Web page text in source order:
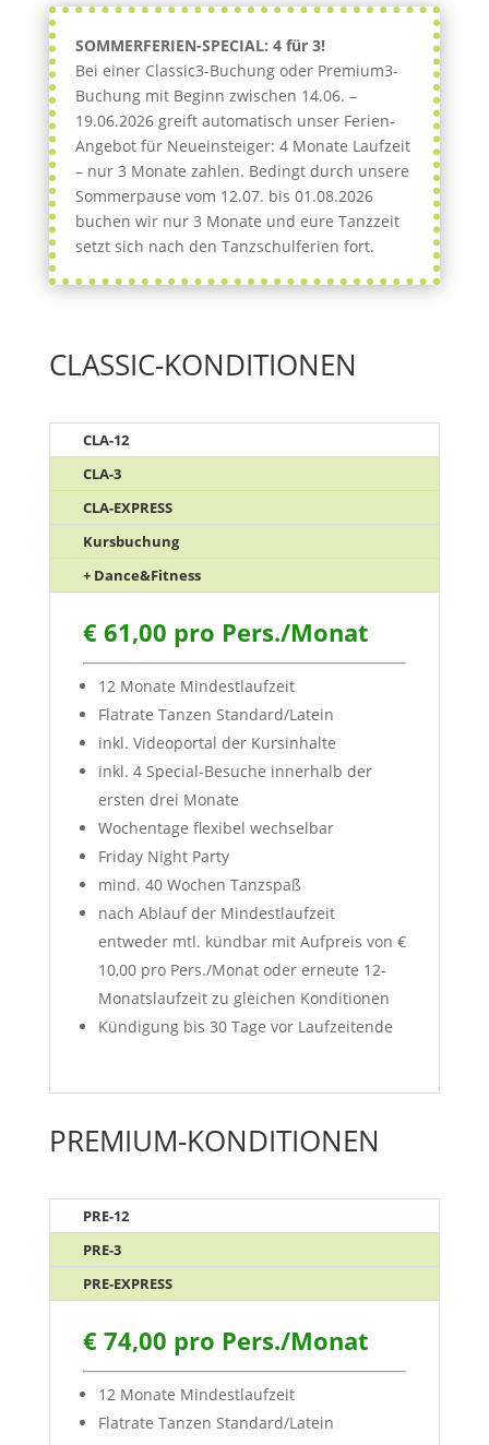
SOMMERFERIEN-SPECIAL: 4 für 3!
Bei einer Classic3-Buchung oder Premium3-
Buchung mit Beginn zwischen 14.06. –
19.06.2026 greift automatisch unser Ferien-
Angebot für Neueinsteiger: 4 Monate Laufzeit
– nur 3 Monate zahlen. Bedingt durch unsere
Sommerpause vom 12.07. bis 01.08.2026
buchen wir nur 3 Monate und eure Tanzzeit
setzt sich nach den Tanzschulferien fort.
CLASSIC-KONDITIONEN
CLA-12
CLA-3
CLA-EXPRESS
Kursbuchung
+ Dance&Fitness
€ 61,00 pro Pers./Monat
12 Monate Mindestlaufzeit
Flatrate Tanzen Standard/Latein
inkl. Videoportal der Kursinhalte
inkl. 4 Special-Besuche innerhalb der
ersten drei Monate
Wochentage flexibel wechselbar
Friday Night Party
mind. 40 Wochen Tanzspaß
nach Ablauf der Mindestlaufzeit
entweder mtl. kündbar mit Aufpreis von €
10,00 pro Pers./Monat oder erneute 12-
Monatslaufzeit zu gleichen Konditionen
Kündigung bis 30 Tage vor Laufzeitende
PREMIUM-KONDITIONEN
PRE-12
PRE-3
PRE-EXPRESS
€ 74,00 pro Pers./Monat
12 Monate Mindestlaufzeit
Flatrate Tanzen Standard/Latein